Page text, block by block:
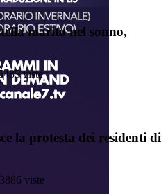
marito nel sonno,
viste
la protesta dei residenti di
viste